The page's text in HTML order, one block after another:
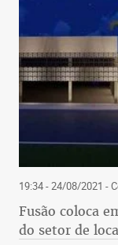
19:34 - 24/08/2021 -
Fusão coloca
do setor de